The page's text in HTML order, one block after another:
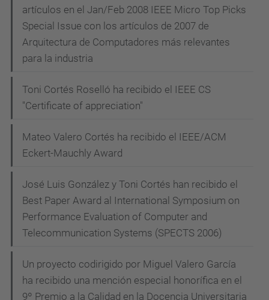
artículos en el Jan/Feb 2008 IEEE Micro Top Picks
Special Issue con los artículos de 2007 de
Arquitectura de Computadores más relevantes
para la industria
Toni Cortés Roselló ha recibido el IEEE CS
"Certificate of appreciation"
Mateo Valero Cortés ha recibido el IEEE/ACM
Eckert-Mauchly Award
José Luis González y Toni Cortés han recibido el
Best Paper Award al International Symposium on
Performance Evaluation of Computer and
Telecommunication Systems (SPECTS 2006)
Un proyecto codirigido por Miguel Valero García
ha recibido una mención especial honorífica en el
9º Premio a la Calidad en la Docencia Universitaria